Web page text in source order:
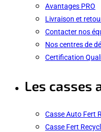
Avantages PRO
Livraison et
Contacter nos
Nos centres de
Certification
Les casses
Casse Auto Fert
Casse Fert